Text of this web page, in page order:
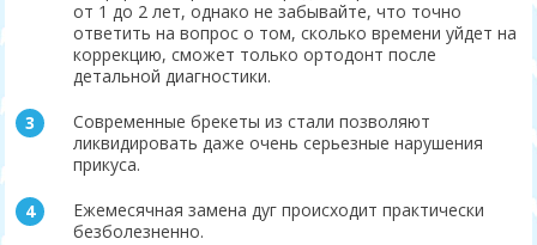
от 1 до 2 лет, однако не забывайте, что точно
ответить на вопрос о том, сколько времени уйдет на
коррекцию, сможет только ортодонт после
детальной диагностики.
Современные брекеты из стали позволяют
ликвидировать даже очень серьезные нарушения
прикуса.
Ежемесячная замена дуг происходит практически
безболезненно.